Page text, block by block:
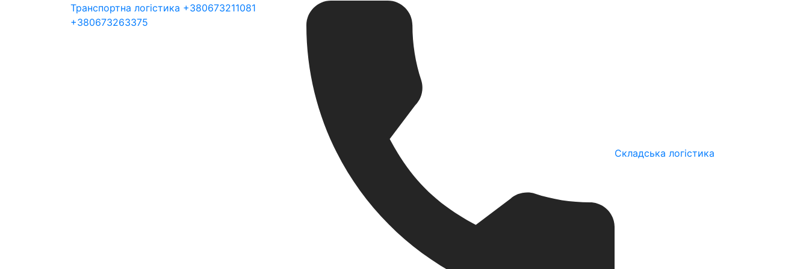
Транспортна логістика +380673211081
+380673263375
Складська логістика